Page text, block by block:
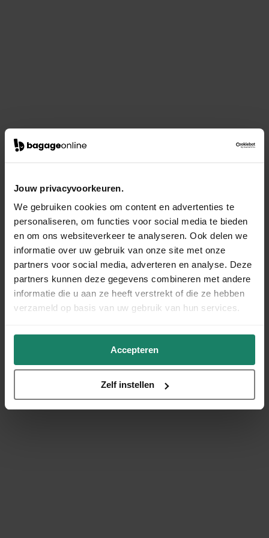
Jouw privacyvoorkeuren.
We gebruiken cookies om content en advertenties te
personaliseren, om functies voor social media te bieden
en om ons websiteverkeer te analyseren. Ook delen we
informatie over uw gebruik van onze site met onze
partners voor social media, adverteren en analyse. Deze
partners kunnen deze gegevens combineren met andere
informatie die u aan ze heeft verstrekt of die ze hebben
verzameld op basis van uw gebruik van hun services.
Accepteren
Zelf instellen